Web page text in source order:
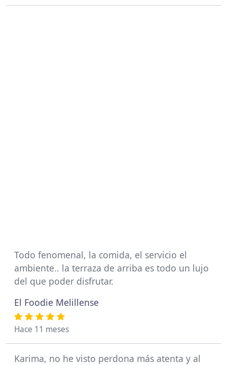
Todo fenomenal, la comida, el servicio el
ambiente.. la terraza de arriba es todo un lujo
del que poder disfrutar.
El Foodie Melillense
Hace 11 meses
Karima, no he visto perdona más atenta y al